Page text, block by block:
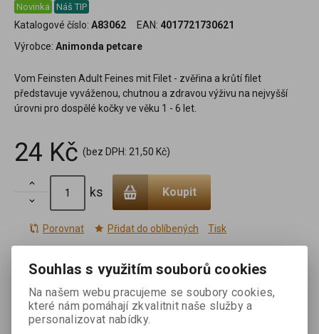
Novinka Náš TIP
Katalogové číslo: A83062 EAN: 4017721730621
Výrobce: Animonda petcare
Vom Feinsten Adult Feines mit Filet - zvěřina a krůtí filet
představuje vyváženou, chutnou a zdravou výživu na nejvyšší
úrovni pro dospělé kočky ve věku 1 - 6 let.
24 Kč (bez DPH: 21,50 Kč)


ks Koupit
Porovnat Přidat do oblíbených Tisk
Podrobný popis
Souhlas s využitím souborů cookies
Na našem webu pracujeme se soubory cookies,
které nám pomáhají zkvalitnit naše služby a
personalizovat nabídky.